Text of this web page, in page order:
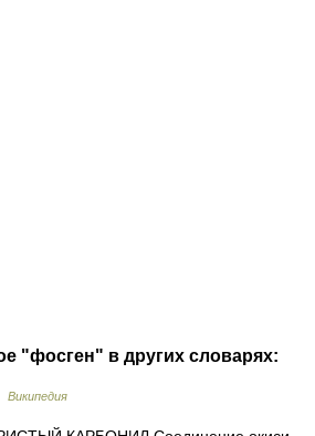
"фосген" в других словарях:
Википедия